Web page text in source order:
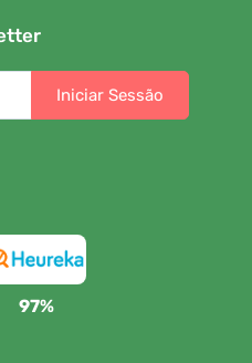
Iniciar Sessão
97%